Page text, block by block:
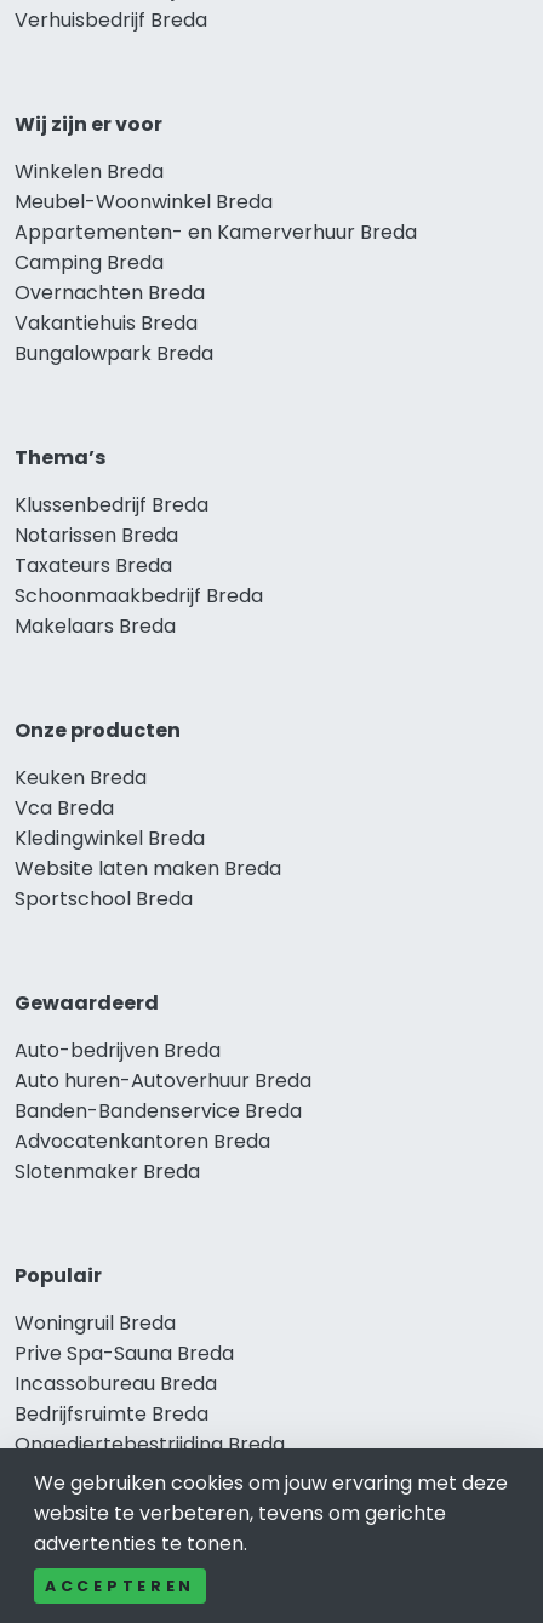
Verhuisbedrijf Breda
Wij zijn er voor
Winkelen Breda
Meubel-Woonwinkel Breda
Appartementen- en Kamerverhuur Breda
Camping Breda
Overnachten Breda
Vakantiehuis Breda
Bungalowpark Breda
Thema’s
Klussenbedrijf Breda
Notarissen Breda
Taxateurs Breda
Schoonmaakbedrijf Breda
Makelaars Breda
Onze producten
Keuken Breda
Vca Breda
Kledingwinkel Breda
Website laten maken Breda
Sportschool Breda
Gewaardeerd
Auto-bedrijven Breda
Auto huren-Autoverhuur Breda
Banden-Bandenservice Breda
Advocatenkantoren Breda
Slotenmaker Breda
Populair
Woningruil Breda
Prive Spa-Sauna Breda
Incassobureau Breda
Bedrijfsruimte Breda
Ongediertebestrijding Breda
We gebruiken cookies om jouw ervaring met deze
website te verbeteren, tevens om gerichte
advertenties te tonen.
ACCEPTEREN